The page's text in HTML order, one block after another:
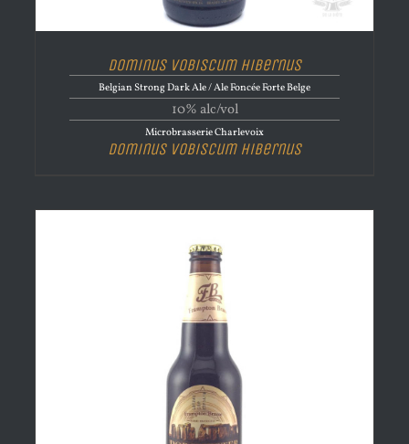
Dominus Vobiscum Hibernus
Belgian Strong Dark Ale / Ale Foncée Forte Belge
10% alc/vol
Microbrasserie Charlevoix
Dominus Vobiscum Hibernus